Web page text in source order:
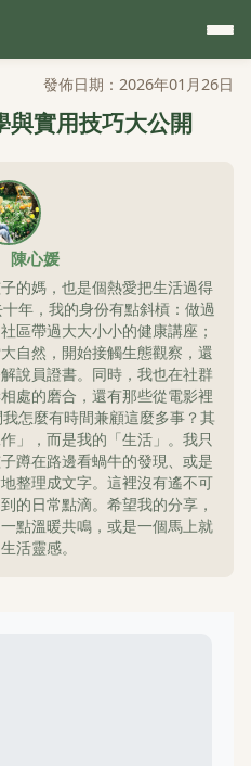
發佈日期：2026年01月26日
與實用技巧大公開
陳心媛
的媽，也是個熱愛把生活過得
年，我的身份有點斜槓：做過
區帶過大大小小的健康講座；
自然，開始接觸生態觀察，還
說員證書。同時，我也在社群
處的磨合，還有那些從電影裡
怎麼有時間兼顧這麼多事？其
」，而是我的「生活」。我只
蹲在路邊看蝸牛的發現、或是
整理成文字。這裡沒有遙不可
的日常點滴。希望我的分享，
點溫暖共鳴，或是一個馬上就
活靈感。